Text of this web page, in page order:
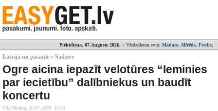
Piektdiena, 07.Augusts 2026. » Vārdadienas svin: Madars, Alfrēds, Fredis;
Latvijā un pasaulē » Sadzīve
Ogre aicina iepazīt velotūres “Ieminies
par iecietību” dalībniekus un baudīt
koncertu
Vita Viļuma, 20.07.2009. 13:52